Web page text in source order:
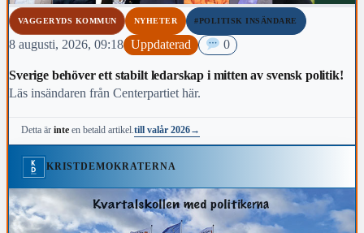
VAGGERYDS KOMMUN NYHETER #POLITISK INSÄNDARE
8 augusti, 2026, 09:18 Uppdaterad 0
Sverige behöver ett stabilt ledarskap i mitten av svensk politik!
Läs insändaren från Centerpartiet här.
Detta ärinte en betald artikel.till valår 2026→
KRISTDEMOKRATERNA